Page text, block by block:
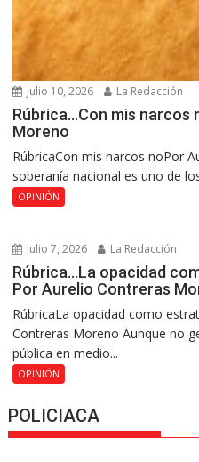
julio 10, 2026 La Redacción
Rúbrica…Con mis narcos
Moreno
RúbricaCon mis narcos noPor
soberanía nacional es uno de
OPINIÓN
julio 7, 2026 La Redacción
Rúbrica…La opacidad
Por Aurelio Contreras
RúbricaLa opacidad como
Contreras Moreno Aunque no
pública en medio...
OPINIÓN
POLICIACA